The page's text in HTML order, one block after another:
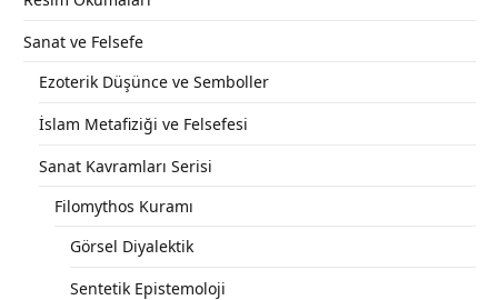
Sanat ve Felsefe
Ezoterik Düşünce ve Semboller
İslam Metafiziği ve Felsefesi
Sanat Kavramları Serisi
Filomythos Kuramı
Görsel Diyalektik
Sentetik Epistemoloji